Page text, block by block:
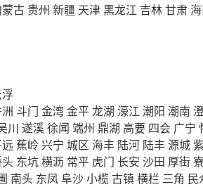
古 贵州 新疆 天津黑龙江 吉林甘肃
斗门 金湾金平龙湖 濠江 潮阳 潮南
川 遂溪徐闻 端州 鼎湖 高要 四会 广宁
蕉岭 兴宁 城区 海丰 陆河 陆丰源城
东坑横沥 常平 虎门 长安 沙田 厚街
南头 东凤阜沙小榄 古镇横栏 三角 民